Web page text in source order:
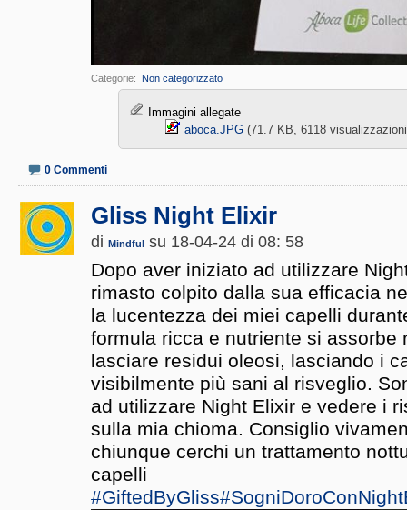
Categorie Non categorizzato
Immagini allegate
aboca.JPG‎ (71.7 KB, 6118
0 Commenti
Gliss Night Elixir
di Mindful su 18-04-24 di 08: 58
Dopo aver iniziato ad utilizzare
rimasto colpito dalla sua efficacia
la lucentezza dei miei capelli
formula ricca e nutriente si assorbe
lasciare residui oleosi, lasciando i
visibilmente più sani al risveglio.
ad utilizzare Night Elixir e vedere i
sulla mia chioma. Consiglio
chiunque cerchi un trattamento
capelli
#GiftedByGliss